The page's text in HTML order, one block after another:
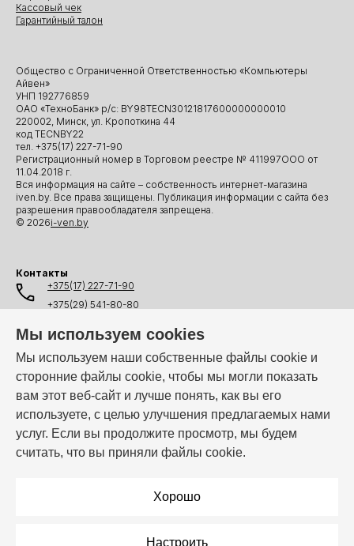
Мы используем cookies
Мы используем наши собственные файлы cookie и
сторонние файлы cookie, чтобы мы могли показать
вам этот веб-сайт и лучше понять, как вы его
используете, с целью улучшения предлагаемых нами
услуг. Если вы продолжите просмотр, мы будем
считать, что вы приняли файлы cookie.
Хорошо
Настроить
Общество с Ограниченной Ответственностью «Компьютеры
Айвен»
УНП 192776859
ОАО «ТехноБанк» р/с: BY98TECN30121817600000000010
220002, Минск, ул. Кропоткина 44
код TECNBY22
тел. +375(17) 227-71-90
Регистрационный номер в Торговом реестре № 411997ООО от
11.04.2018 г.
Вся информация на сайте – собственность интернет-магазина
iven.by. Все права защищены. Публикация информации с сайта без
разрешения правообладателя запрещена.
© 2026i-ven.by
Кассовый чек
Гарантийный талон
Контакты
+375(17) 227-71-90
+375(29) 541-80-80
+375(44) 541-80-80
info@i-ven.by
Мы в мессенджерах:
Режим работы: Пн–Пт: 10:00 – 19:00